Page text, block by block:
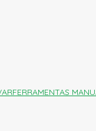
FERRAMENTAS